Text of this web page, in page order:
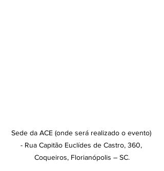
Sede da ACE (onde será realizado o evento)
- Rua Capitão Euclídes de Castro, 360,
Coqueiros, Florianópolis – SC.